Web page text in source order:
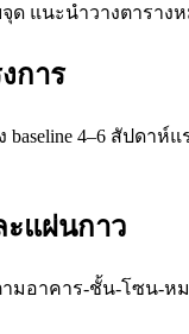
แนะนำวางตาราง
การ
4–6 สัปด
ะแผ่นกาว
อาคาร-ชั้น-โซน-ห